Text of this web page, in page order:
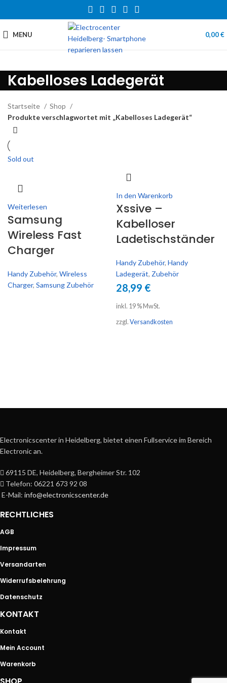
MENU 0,00€
Kabelloses Ladegerät
Startseite
Shop
Produkte verschlagwortet mit „Kabelloses Ladegerät“
Sold out
Weiterlesen
Samsung
Wireless Fast
Charger
Handy Zubehör, Wireless
Charger, Samsung Zubehör
In den Warenkorb
Xssive –
Kabelloser
Ladetischständer
Handy Zubehör, Handy
Ladegerät, Zubehör
28,99 €
inkl. 19 % MwSt.
zzgl. Versandkosten
Electronicscenter in Heidelberg, bietet einen Fullservice im Bereich
Electronic an.
69115 DE, Heidelberg, Bergheimer Str. 102
Telefon: 06221 673 92 08
E-Mail:info@electronicscenter.de
RECHTLICHES
AGB
Impressum
Versandarten
Widerrufsbelehrung
Datenschutz
KONTAKT
Kontakt
Mein Account
Warenkorb